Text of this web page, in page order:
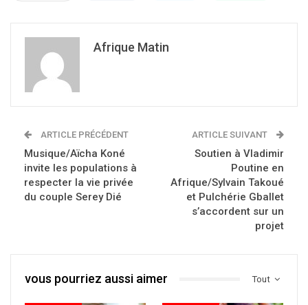
Afrique Matin
ARTICLE PRÉCÉDENT
Musique/Aïcha Koné
invite les populations à
respecter la vie privée
du couple Serey Dié
ARTICLE SUIVANT
Soutien à Vladimir
Poutine en
Afrique/Sylvain Takoué
et Pulchérie Gballet
s’accordent sur un
projet
Tout
vous pourriez aussi aimer